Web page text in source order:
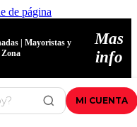
de página
| Mayoristas y
Mas
info
MI CUENTA